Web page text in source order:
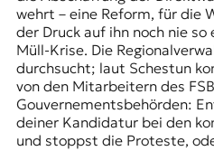
wehrt – eine Reform, für die
der Druck auf ihn noch nie
Müll-Krise. Die
durchsucht; laut Schestun
von den Mitarbeitern des
Gouvernementsbehörden:
deiner Kandidatur bei den
und stoppst die Proteste,